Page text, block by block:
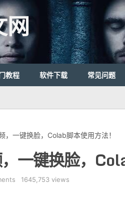
教程 软件下载 常见问题
，一键换脸，Colab脚本使用方法！
一键换脸，
1645,753 views